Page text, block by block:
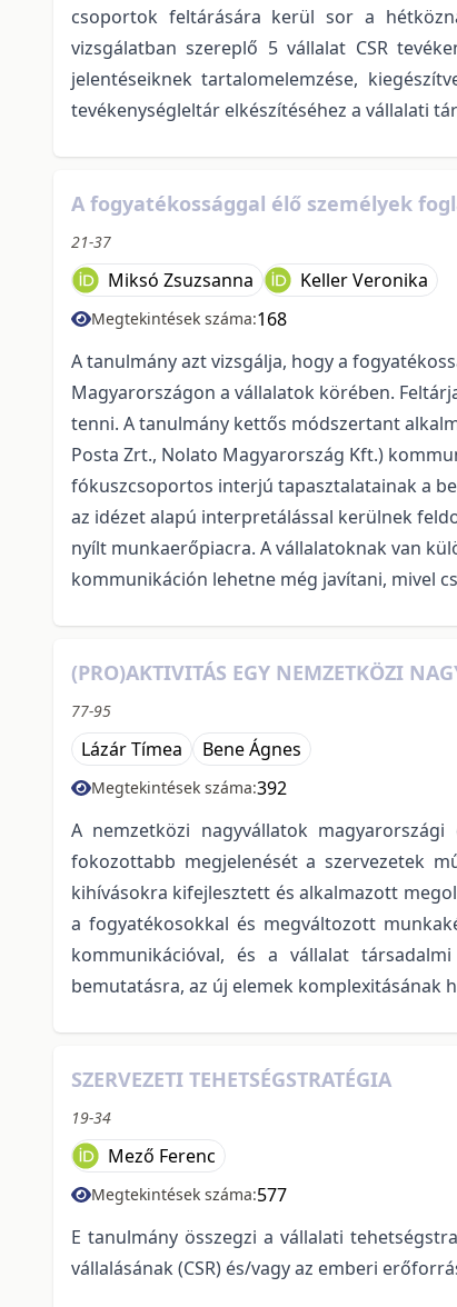
csoportok feltárására kerül sor a
vizsgálatban szereplő 5 vállalat CSR
jelentéseiknek tartalomelemzése,
tevékenységleltár elkészítéséhez a vállalati
A fogyatékossággal élő személyek
21-37
Miksó Zsuzsanna Keller Veronika
Megtekintések száma:168
A tanulmány azt vizsgálja, hogy a
Magyarországon a vállalatok körében.
tenni. A tanulmány kettős módszertant
Posta Zrt., Nolato Magyarország Kft.)
fókuszcsoportos interjú tapasztalatainak a
az idézet alapú interpretálással kerülnek
nyílt munkaerőpiacra. A vállalatoknak van
kommunikáción lehetne még javítani, mivel
(PRO)AKTIVITÁS EGY NEMZETKÖZI
77-95
Lázár Tímea Bene Ágnes
Megtekintések száma:392
A nemzetközi nagyvállatok
fokozottabb megjelenését a szervezetek
kihívásokra kifejlesztett és alkalmazott
a fogyatékosokkal és megváltozott
kommunikációval, és a vállalat
bemutatásra, az új elemek komplexitásának
SZERVEZETI TEHETSÉGSTRATÉGIA
19-34
Mező Ferenc
Megtekintések száma:577
E tanulmány összegzi a vállalati
vállalásának (CSR) és/vagy az emberi